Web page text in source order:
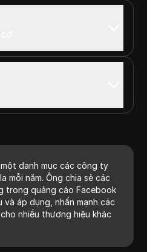
danh mục các công ty
mỗi năm. Ông chia sẻ các
trong quảng cáo Facebook
và áp dụng, nhấn mạnh các
nhiều thương hiệu khác